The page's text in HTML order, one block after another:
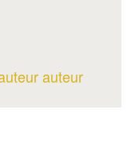
auteur